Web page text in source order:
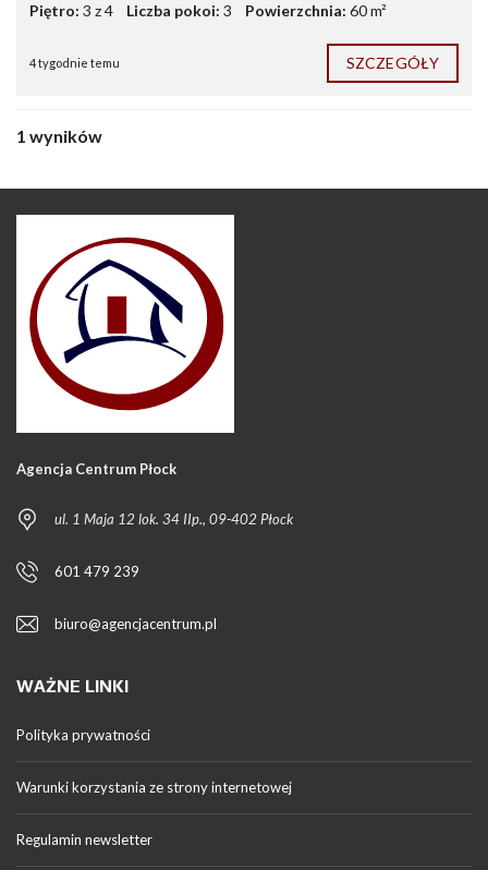
Piętro: 3 z 4 Liczba pokoi: 3 Powierzchnia: 60 m²
4 tygodnie temu SZCZEGÓŁY
1 wyników
Agencja Centrum Płock
ul. 1 Maja 12 lok. 34 IIp., 09-402 Płock
601 479 239
biuro@agencjacentrum.pl
WAŻNE LINKI
Polityka prywatności
Warunki korzystania ze strony internetowej
Regulamin newsletter